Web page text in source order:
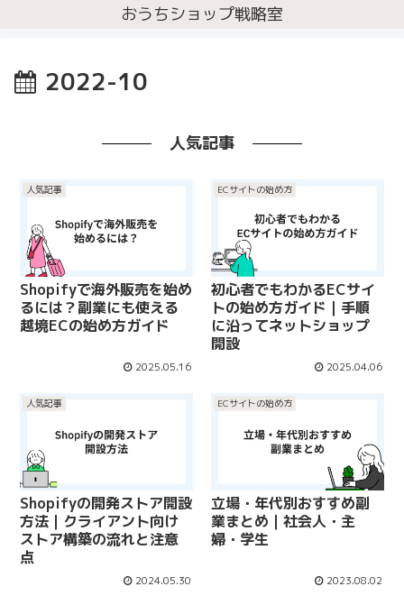
おうちショップ戦略室
2022-10
人気記事
人気記事
Shopifyで海外販売を始め
るには？副業にも使える
越境ECの始め方ガイド
2025.05.16
ECサイトの始め方
初心者でもわかるECサイ
トの始め方ガイド｜手順
に沿ってネットショップ
開設
2025.04.06
人気記事
Shopifyの開発ストア開設
方法｜クライアント向け
ストア構築の流れと注意
点
2024.05.30
ECサイトの始め方
立場・年代別おすすめ副
業まとめ｜社会人・主
婦・学生
2023.08.02